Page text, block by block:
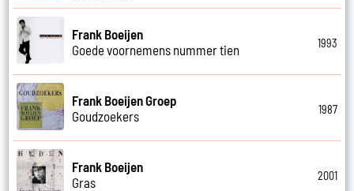
Frank Boeijen
Goede voornemens nummer tien
1993
Frank Boeijen Groep
Goudzoekers
1987
Frank Boeijen
Gras
2001